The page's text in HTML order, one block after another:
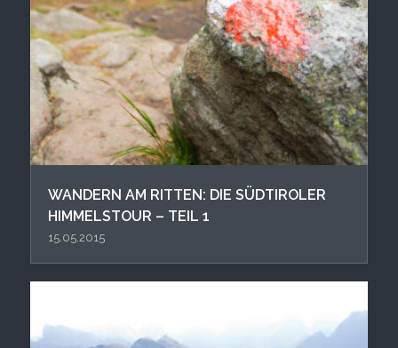
WANDERN AM RITTEN: DIE SÜDTIROLER
HIMMELSTOUR – TEIL 1
15.05.2015